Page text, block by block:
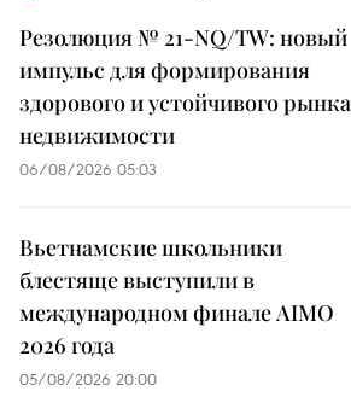
Резолюция № 21-NQ/TW: новый
импульс для формирования
здорового и устойчивого рынка
недвижимости
06/08/2026 05:03
Вьетнамские школьники
блестяще выступили в
международном финале AIMO
2026 года
05/08/2026 20:00